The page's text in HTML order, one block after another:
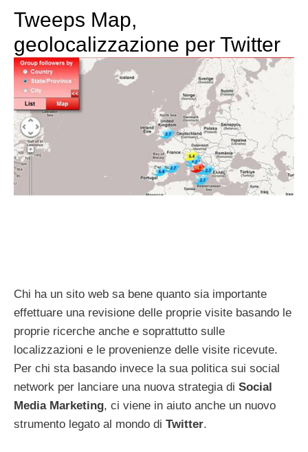
Tweeps Map,
geolocalizzazione per Twitter
Chi ha un sito web sa bene quanto sia importante
effettuare una revisione delle proprie visite basando le
proprie ricerche anche e soprattutto sulle
localizzazioni e le provenienze delle visite ricevute.
Per chi sta basando invece la sua politica sui social
network per lanciare una nuova strategia di Social
Media Marketing, ci viene in aiuto anche un nuovo
strumento legato al mondo di Twitter.